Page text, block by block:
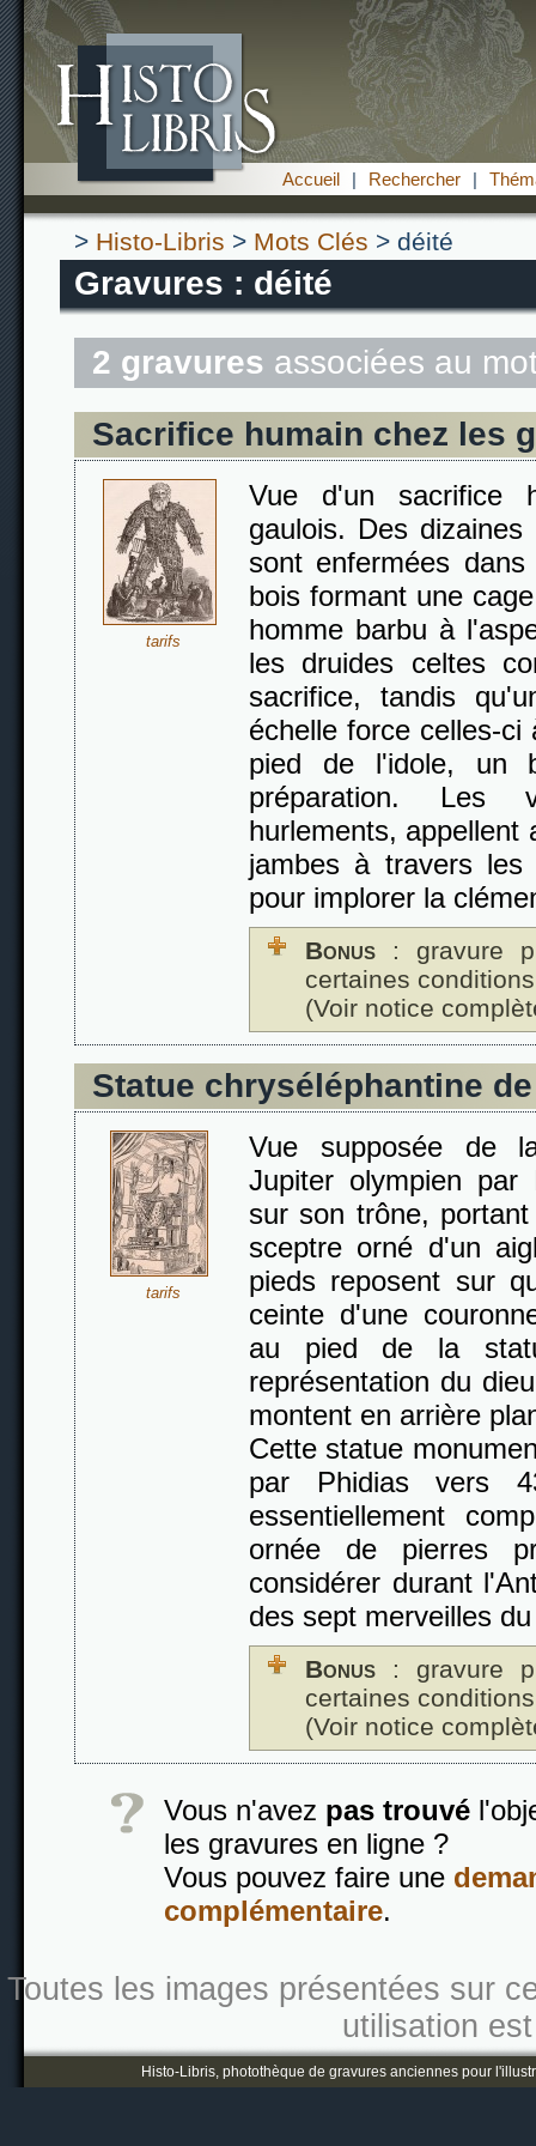
Accueil | Rechercher |
> Histo-Libris > Mots Clés > déité
Gravures : déité
2 gravures associées au
Sacrifice humain chez les
tarifs
Vue d'un sacrifice
gaulois. Des
sont enfermées
bois formant une
homme barbu à
les druides celtes
sacrifice, tandis
échelle force celles-
pied de l'idole, un
préparation. Les
hurlements, appellent
jambes à travers
pour implorer la
Bonus : gravure
certaines
(Voir notice
Statue chryséléphantine
tarifs
Vue supposée de
Jupiter olympien
sur son trône,
sceptre orné d'un
pieds reposent sur
ceinte d'une
au pied de la
représentation du
montent en arrière
Cette statue
par Phidias vers
essentiellement
ornée de pierres
considérer durant
des sept merveilles
Bonus : gravure
certaines
(Voir notice
Vous n'avez pas trouvé
les gravures en ligne ?
Vous pouvez faire une
complémentaire.
Toutes les images présentées sur
utilisation
Histo-Libris, photothèque de gravures anciennes pour